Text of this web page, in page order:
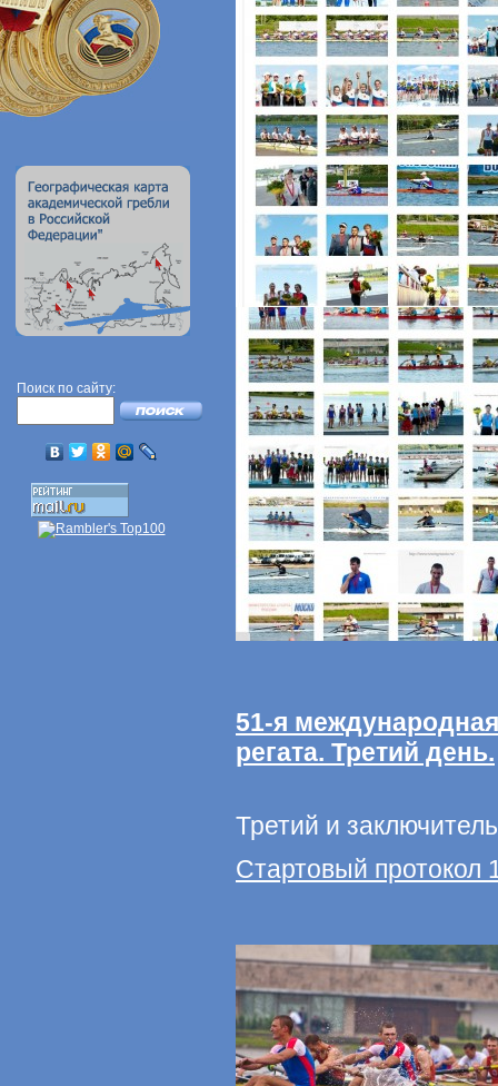
Поиск по сайту:
51-я
регата. Третий день.
Третий и
Стартовый протокол